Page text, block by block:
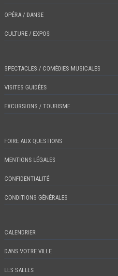
OPÉRA / DANSE
CULTURE / EXPOS
SPECTACLES / COMÉDIES MUSICALES
VISITES GUIDÉES
EXCURSIONS / TOURISME
FOIRE AUX QUESTIONS
MENTIONS LÉGALES
CONFIDENTIALITÉ
CONDITIONS GÉNÉRALES
CALENDRIER
DANS VOTRE VILLE
LES SALLES